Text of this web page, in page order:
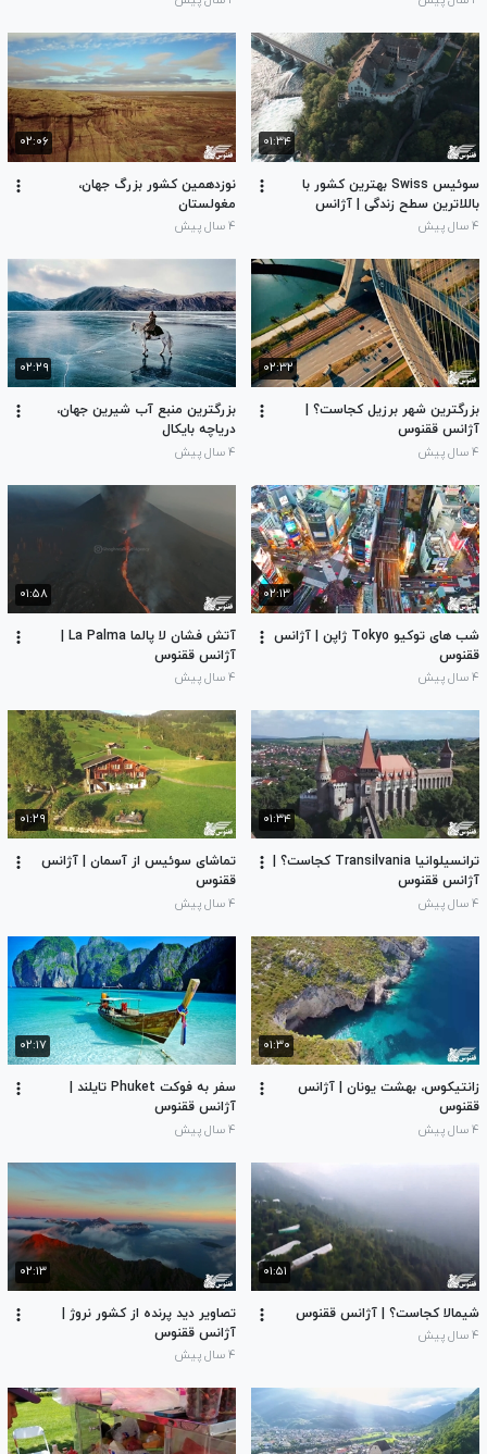
۰۱:۳۴
سوئیس Swiss بهترین کشور با
باللاترین سطح زندگی | آژانس
ققنوس
۴ سال پیش
۰۲:۰۶
نوزدهمین کشور بزرگ جهان،
مغولستان
۴ سال پیش
۰۲:۳۲
بزرگترین شهر برزیل کجاست؟ |
آژانس ققنوس
۴ سال پیش
۰۲:۲۹
بزرگترین منبع آب شیرین جهان،
دریاچه بایکال
۴ سال پیش
۰۲:۱۳
شب های توکیو Tokyo ژاپن | آژانس
ققنوس
۴ سال پیش
۰۱:۵۸
آژانس ققنوس
۴ سال پیش
۰۱:۳۴
ترانسیلوانیا Transilvania کجاست؟ |
آژانس ققنوس
۴ سال پیش
۰۱:۲۹
تماشای سوئیس از آسمان | آژانس
ققنوس
۴ سال پیش
۰۱:۳۰
زانتیکوس، بهشت یونان | آژانس
ققنوس
۴ سال پیش
۰۲:۱۷
سفر به فوکت Phuket تایلند |
آژانس ققنوس
۴ سال پیش
۰۱:۵۱
شیمالا کجاست؟ | آژانس ققنوس
۴ سال پیش
۰۲:۱۳
تصاویر دید پرنده از کشور نروژ |
آژانس ققنوس
۴ سال پیش